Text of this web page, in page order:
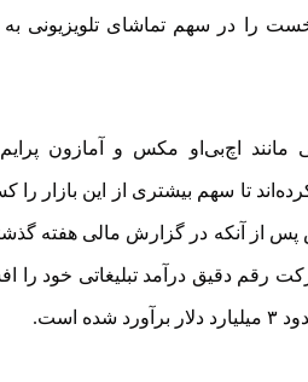
اچ‌بی‌او مکس و آمازون
تا سهم بیشتری از این بازار
آنکه در گزارش مالی هفته گذشته
رقم دقیق درآمد تبلیغاتی خود را